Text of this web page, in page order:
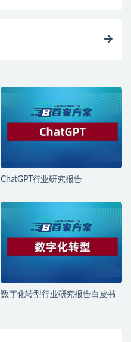
ChatGPT行业研究报告
数字化转型行业研究报告白皮书